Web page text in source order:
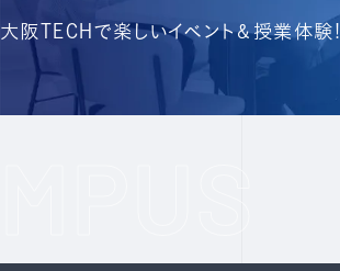
大阪TECHで楽しいイベント＆授業体験!